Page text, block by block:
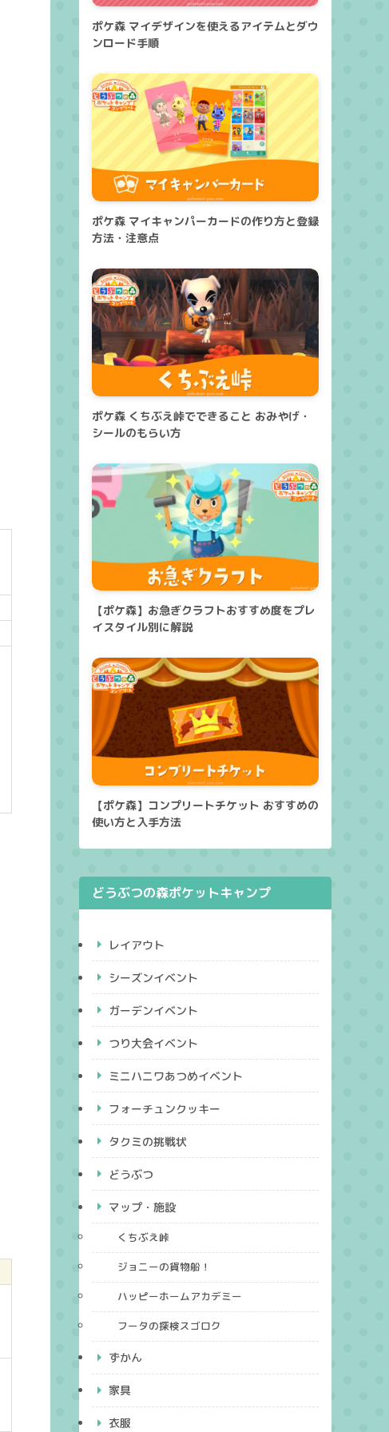
ポケ森 マイデザインを使えるアイテムとダウ
ンロード手順
ポケ森 マイキャンパーカードの作り方と登録
方法・注意点
ポケ森 くちぶえ峠でできること おみやげ・
シールのもらい方
【ポケ森】お急ぎクラフトおすすめ度をプレ
イスタイル別に解説
【ポケ森】コンプリートチケット おすすめの
使い方と入手方法
どうぶつの森ポケットキャンプ
レイアウト
シーズンイベント
ガーデンイベント
つり大会イベント
ミニハニワあつめイベント
フォーチュンクッキー
タクミの挑戦状
どうぶつ
マップ・施設
くちぶえ峠
ジョニーの貨物船！
ハッピーホームアカデミー
フータの探検スゴロク
ずかん
家具
衣服